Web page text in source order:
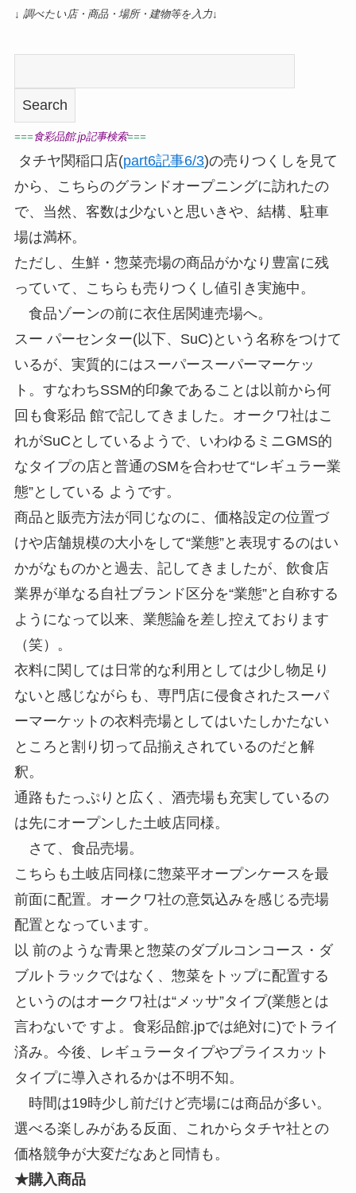
↓ 調べたい店・商品・場所・建物等を入力↓
===食彩品館.jp記事検索===
タチヤ関稲口店(part6記事6/3)の売りつくしを見て
から、こちらのグランドオープニングに訪れたの
で、当然、客数は少ないと思いきや、結構、駐車
場は満杯。
ただし、生鮮・惣菜売場の商品がかなり豊富に残
っていて、こちらも売りつくし値引き実施中。
食品ゾーンの前に衣住居関連売場へ。
スー パーセンター(以下、SuC)という名称をつけて
いるが、実質的にはスーパースーパーマーケッ
ト。すなわちSSM的印象であることは以前から何
回も食彩品 館で記してきました。オークワ社はこ
れがSuCとしているようで、いわゆるミニGMS的
なタイプの店と普通のSMを合わせて“レギュラー業
態”としている ようです。
商品と販売方法が同じなのに、価格設定の位置づ
けや店舗規模の大小をして“業態”と表現するのはい
かがなものかと過去、記してきましたが、飲食店
業界が単なる自社ブランド区分を“業態”と自称する
ようになって以来、業態論を差し控えております
（笑）。
衣料に関しては日常的な利用としては少し物足り
ないと感じながらも、専門店に侵食されたスーパ
ーマーケットの衣料売場としてはいたしかたない
ところと割り切って品揃えされているのだと解
釈。
通路もたっぷりと広く、酒売場も充実しているの
は先にオープンした土岐店同様。
さて、食品売場。
こちらも土岐店同様に惣菜平オープンケースを最
前面に配置。オークワ社の意気込みを感じる売場
配置となっています。
以 前のような青果と惣菜のダブルコンコース・ダ
ブルトラックではなく、惣菜をトップに配置する
というのはオークワ社は“メッサ”タイプ(業態とは
言わないで すよ。食彩品館.jpでは絶対に)でトライ
済み。今後、レギュラータイプやプライスカット
タイプに導入されるかは不明不知。
時間は19時少し前だけど売場には商品が多い。
選べる楽しみがある反面、これからタチヤ社との
価格競争が大変だなあと同情も。
★購入商品